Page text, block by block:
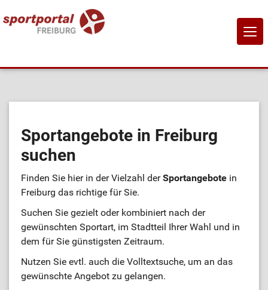
Sportanbietende
Sportstätten
Job-Börse
Kontakt
Sportangebote in Freiburg
suchen
Finden Sie hier in der Vielzahl derSportangebote in
Freiburg das richtige für Sie.
Suchen Sie gezielt oder kombiniert nach der
gewünschten Sportart, im Stadtteil Ihrer Wahl und in
dem für Sie günstigsten Zeitraum.
Nutzen Sie evtl. auch die Volltextsuche, um an das
gewünschte Angebot zu gelangen.